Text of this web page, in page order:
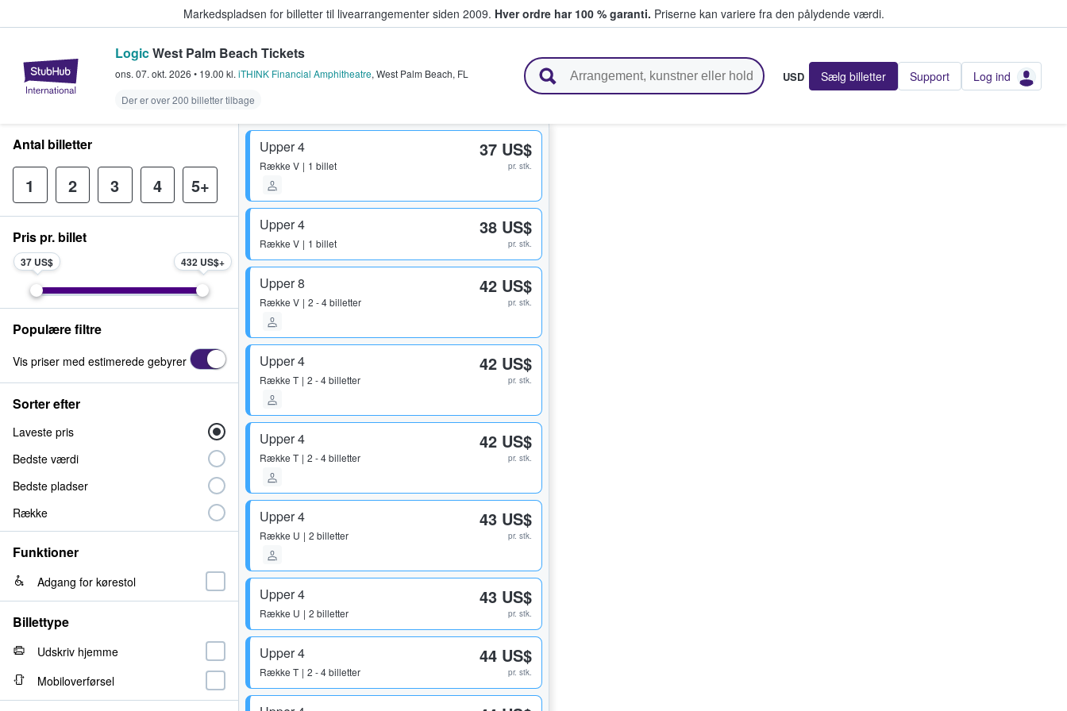
Markedspladsen for billetter til livearrangementer siden 2009. Hver ordre har 100 % garanti. Priserne kan variere fra den pålydende værdi.
StubHub - Hvor fans køber og sælger billetter
LogicWest Palm Beach Tickets
ons. 07. okt. 2026 • 19.00 kl. iTHINK Financial Amphitheatre, West Palm Beach, FL
Der er over 200 billetter tilbage
USD Sælg billetter Support Log ind
Upper 4
Række V 1 billet
37 US$
pr. stk.
Upper 4
Række V 1 billet
38 US$
pr. stk.
Upper 8
Række V 2 - 4 billetter
42 US$
pr. stk.
Upper 4
Række T 2 - 4 billetter
42 US$
pr. stk.
Upper 4
Række T 2 - 4 billetter
42 US$
pr. stk.
Upper 4
Række U 2 billetter
43 US$
pr. stk.
Upper 4
Række U 2 billetter
43 US$
pr. stk.
Upper 4
Række T 2 - 4 billetter
44 US$
pr. stk.
Antal billetter
1 2 3 4 5+
Pris pr. billet
37 US$ 432 US$
Populære filtre
Vis priser med estimerede gebyrer
Sorter efter
Laveste pris
Bedste værdi
Bedste pladser
Række
Funktioner
Adgang for kørestol
Billettype
Udskriv hjemme
Mobiloverførsel